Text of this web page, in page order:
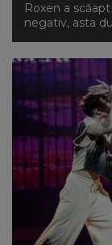
Roxen a
negativ, asta